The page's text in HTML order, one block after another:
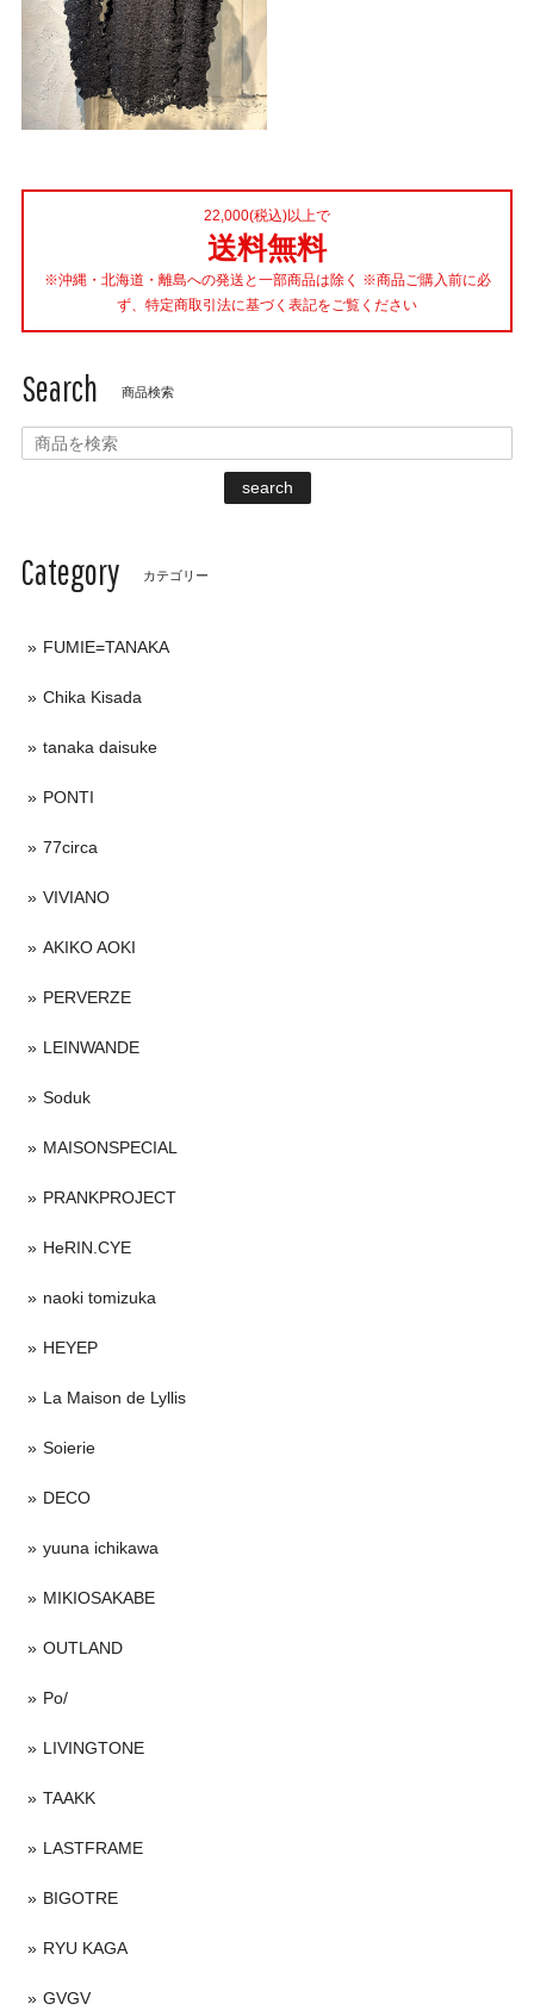
22,000(税込)以上で
送料無料
※沖縄・北海道・離島への発送と一部商品は除く ※商品ご購入前に必
ず、特定商取引法に基づく表記をご覧ください
Search 商品検索
search
Category カテゴリー
FUMIE=TANAKA
Chika Kisada
tanaka daisuke
PONTI
77circa
VIVIANO
AKIKO AOKI
PERVERZE
LEINWANDE
Soduk
MAISONSPECIAL
PRANKPROJECT
HeRIN.CYE
naoki tomizuka
HEYEP
La Maison de Lyllis
Soierie
DECO
yuuna ichikawa
MIKIOSAKABE
OUTLAND
Po/
LIVINGTONE
TAAKK
LASTFRAME
BIGOTRE
RYU KAGA
GVGV